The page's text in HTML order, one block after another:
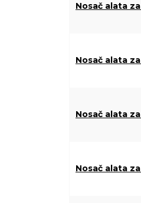
Nosač alata
Nosač alata
Nosač alata
Nosač alata